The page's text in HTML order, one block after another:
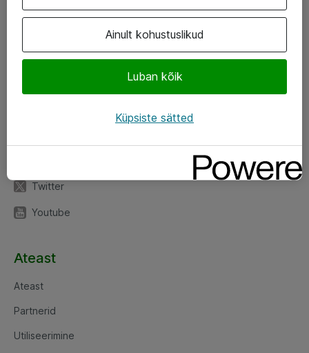
Twitter
Youtube
Ateast
Ateast
Partnerid
Utiliseerimine
Ainult kohustuslikud
Luban kõik
Küpsiste sätted